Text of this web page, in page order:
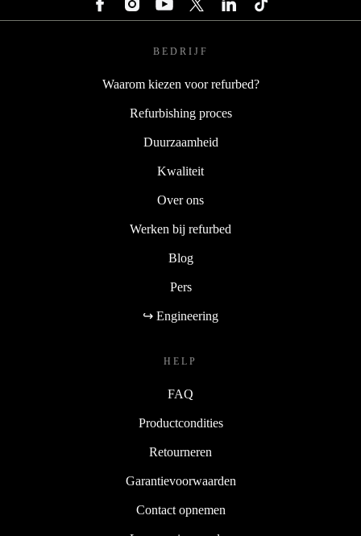
BEDRIJF
Waarom kiezen voor refurbed?
Refurbishing proces
Duurzaamheid
Kwaliteit
Over ons
Werken bij refurbed
Blog
Pers
↪ Engineering
HELP
FAQ
Productcondities
Retourneren
Garantievoorwaarden
Contact opnemen